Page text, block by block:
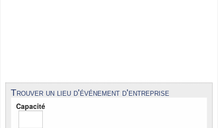
Trouver un lieu d'événement d'entreprise
Capacité